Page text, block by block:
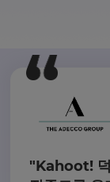
"Kahoot! 덕